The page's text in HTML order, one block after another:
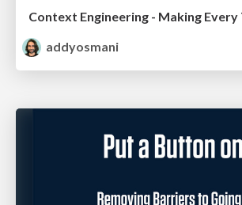
Context Engineering - Making Every
addyosmani